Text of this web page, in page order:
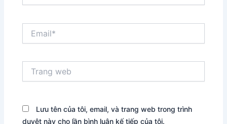
web
Lưu tên của tôi, email, và trang web trong trình
duyệt này cho lần bình luận kế tiếp của tôi.